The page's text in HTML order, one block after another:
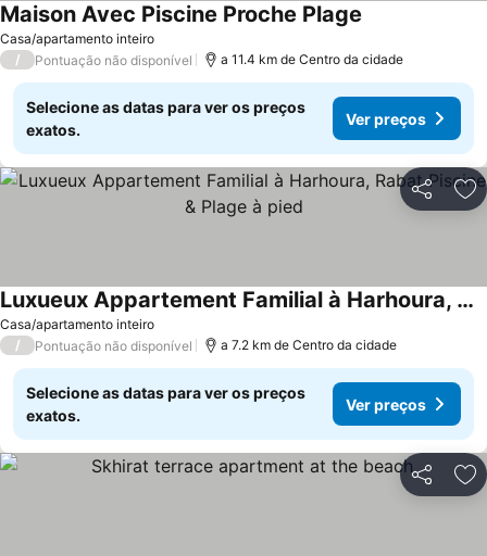
Casa/apartamento inteiro
Maison Avec Piscine Proche Plage
/ Pontuação não disponível a 11.4 km de Centro da cidade
Selecione as datas para ver os preços
exatos.
Ver preços
Partilhar
Casa/apartamento inteiro
Luxueux Appartement Familial à Harhoura, Rabat Piscine & Plage à pied
Ver preços
/ Pontuação não disponível a 7.2 km de Centro da cidade
Selecione as datas para ver os preços
exatos.
Ver preços
Partilhar